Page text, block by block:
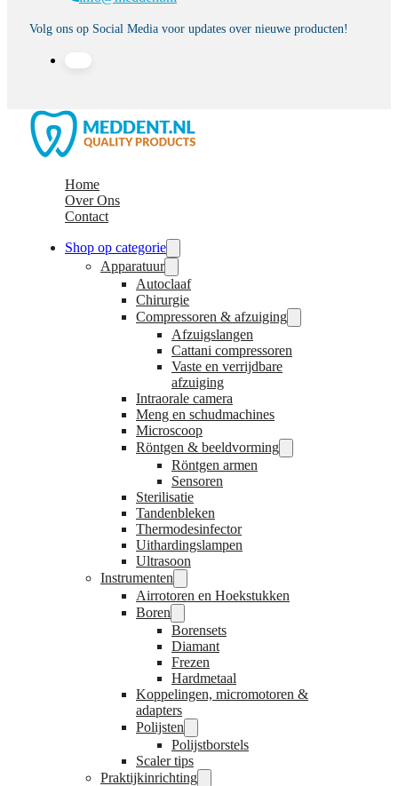
Volg ons op Social Media voor updates over nieuwe producten!
Home
Over Ons
Contact
Shop op categorie
Apparatuur
Autoclaaf
Chirurgie
Compressoren & afzuiging
Afzuigslangen
Cattani compressoren
Vaste en verrijdbare
afzuiging
Intraorale camera
Meng en schudmachines
Microscoop
Röntgen & beeldvorming
Röntgen armen
Sensoren
Sterilisatie
Tandenbleken
Thermodesinfector
Uithardingslampen
Ultrasoon
Instrumenten
Airrotoren en Hoekstukken
Boren
Borensets
Diamant
Frezen
Hardmetaal
Koppelingen, micromotoren &
adapters
Polijsten
Polijstborstels
Scaler tips
Praktijkinrichting